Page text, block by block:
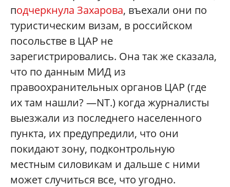
подчеркнула Захарова, въехали они по
туристическим визам, в российском
посольстве в ЦАР не
зарегистрировались. Она так же сказала,
что по данным МИД из
правоохранительных органов ЦАР (где
их там нашли? —NT.) когда журналисты
выезжали из последнего населенного
пункта, их предупредили, что они
покидают зону, подконтрольную
местным силовикам и дальше с ними
может случиться все, что угодно.